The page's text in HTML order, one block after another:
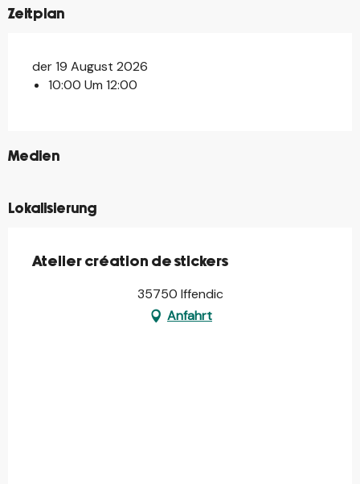
Zeitplan
der 19 August 2026
10:00 Um 12:00
Medien
©
Lokalisierung
Atelier création de stickers
35750 Iffendic
Anfahrt